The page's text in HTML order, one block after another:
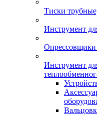
Тиски
Инструмент
Опрессовщики
Инструмент